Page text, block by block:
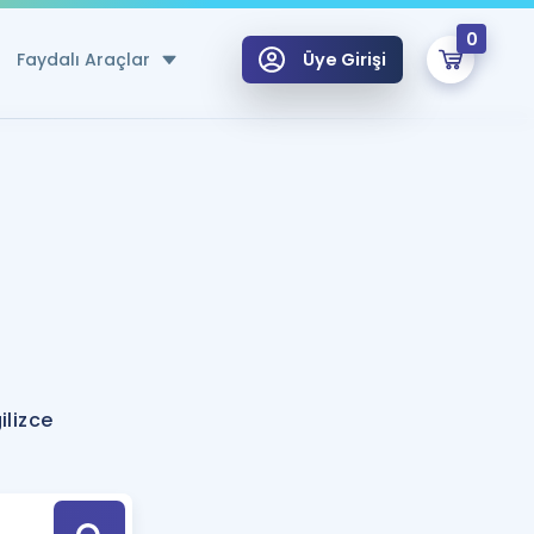
Faydalı Araçlar
Hesaplama Aracı
için Öneriler
Tek Takvimde
Üye Girişi
0